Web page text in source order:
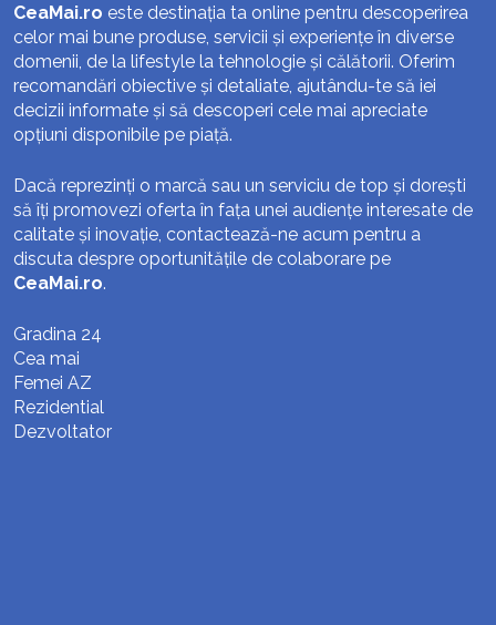
CeaMai.ro este destinația ta online pentru descoperirea
celor mai bune produse, servicii și experiențe în diverse
domenii, de la lifestyle la tehnologie și călătorii. Oferim
recomandări obiective și detaliate, ajutându-te să iei
decizii informate și să descoperi cele mai apreciate
opțiuni disponibile pe piață.
Dacă reprezinți o marcă sau un serviciu de top și dorești
să îți promovezi oferta în fața unei audiențe interesate de
calitate și inovație, contactează-ne acum pentru a
discuta despre oportunitățile de colaborare pe
CeaMai.ro.
Gradina 24
Cea mai
Femei AZ
Rezidential
Dezvoltator